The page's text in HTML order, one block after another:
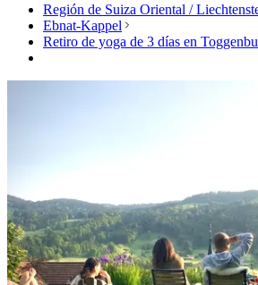
Región de Suiza Oriental /
Ebnat-Kappel
Retiro de yoga de 3 días en